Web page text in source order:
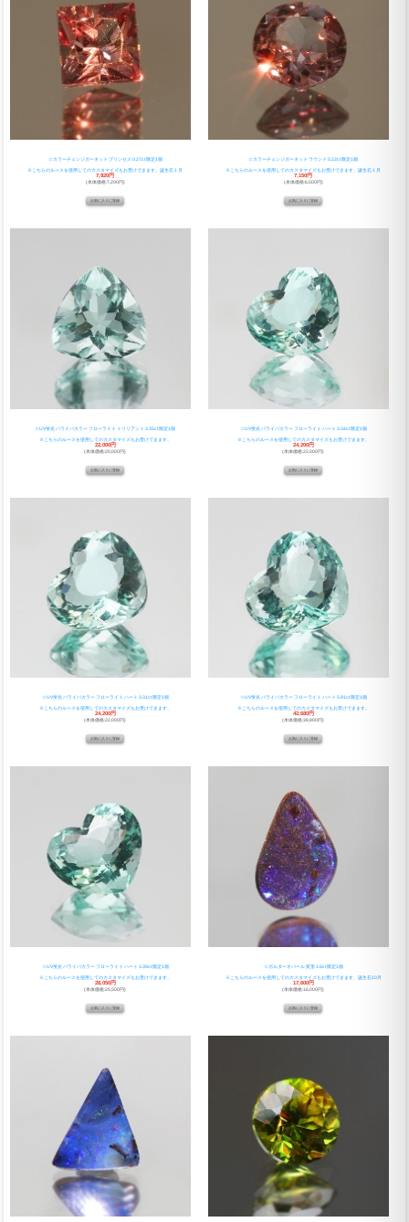
☆カラーチェンジガーネット プリンセス 0.27ct 限定1個
※こちらのルースを使用してのカスタマイズもお受けできます。誕生石１月
7,920円
(本体価格:7,200円)
☆カラーチェンジガーネット ラウンド 0.22ct 限定1個
※こちらのルースを使用してのカスタマイズもお受けできます。誕生石１月
7,150円
(本体価格:6,500円)
☆UV蛍光 パライバカラー フローライト トリリアント 3.35ct 限定1個
※こちらのルースを使用してのカスタマイズもお受けできます。
22,000円
(本体価格:20,000円)
☆UV蛍光 パライバカラー フローライト ハート 3.34ct 限定1個
※こちらのルースを使用してのカスタマイズもお受けできます。
24,200円
(本体価格:22,000円)
☆UV蛍光 パライバカラー フローライト ハート 3.31ct 限定1個
※こちらのルースを使用してのカスタマイズもお受けできます。
24,200円
(本体価格:22,000円)
☆UV蛍光 パライバカラー フローライト ハート 5.91ct 限定1個
※こちらのルースを使用してのカスタマイズもお受けできます。
42,680円
(本体価格:38,800円)
☆UV蛍光 パライバカラー フローライト ハート 3.39ct 限定1個
※こちらのルースを使用してのカスタマイズもお受けできます。
28,050円
(本体価格:25,500円)
☆ボルダーオパール 変形 1.6ct 限定1個
※こちらのルースを使用してのカスタマイズもお受けできます。誕生石10月
17,600円
(本体価格:16,000円)